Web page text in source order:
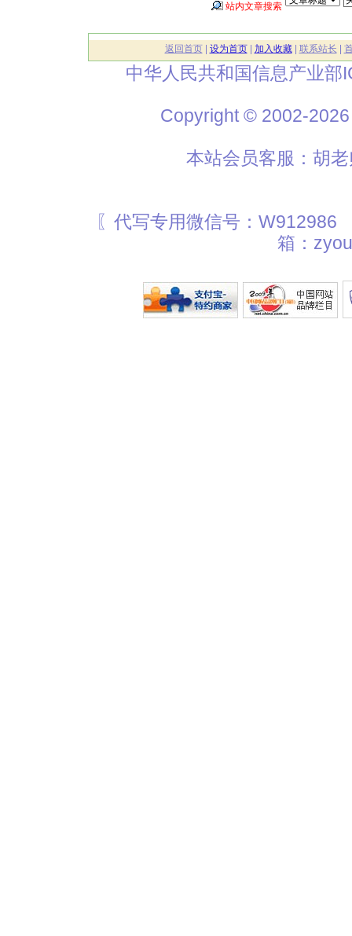
站内文章搜索
返回首页| 设为首页| 加入收藏| 联系站长
中华人民共和国信息产业部
Copyright © 2002-
本站会员客服：胡
〖代写专用微信号：
箱：